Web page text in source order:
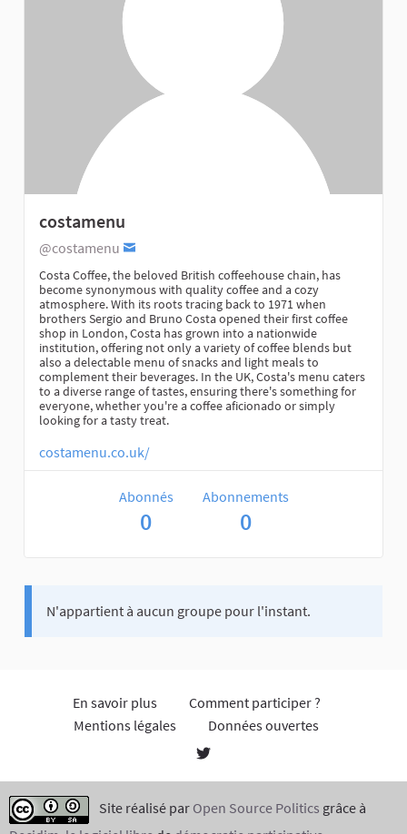
costamenu
@costamenu
Costa Coffee, the beloved British coffeehouse chain, has
become synonymous with quality coffee and a cozy
atmosphere. With its roots tracing back to 1971 when
brothers Sergio and Bruno Costa opened their first coffee
shop in London, Costa has grown into a nationwide
institution, offering not only a variety of coffee blends but
also a delectable menu of snacks and light meals to
complement their beverages. In the UK, Costa's menu caters
to a diverse range of tastes, ensuring there's something for
everyone, whether you're a coffee aficionado or simply
looking for a tasty treat.
costamenu.co.uk/
Abonnés
0
Abonnements
0
N'appartient à aucun groupe pour l'instant.
En savoir plus
Comment participer ?
Mentions légales
Données ouvertes
Site réalisé par Open Source Politics grâce à